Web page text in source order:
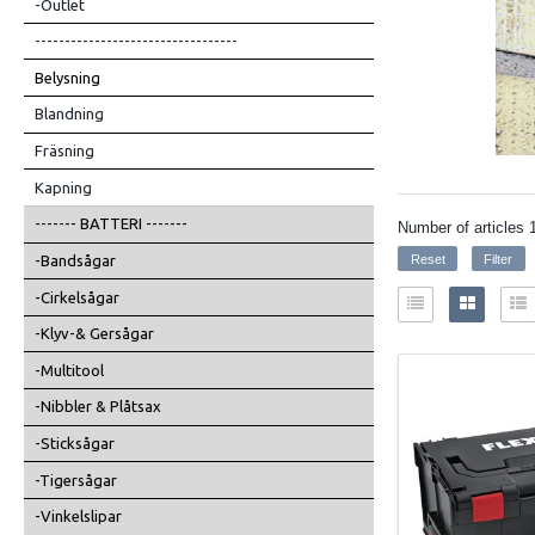
-Outlet
----------------------------------
Belysning
Blandning
Fräsning
Kapning
------- BATTERI -------
-Bandsågar
-Cirkelsågar
-Klyv-& Gersågar
-Multitool
-Nibbler & Plåtsax
-Sticksågar
-Tigersågar
-Vinkelslipar
Number of articles